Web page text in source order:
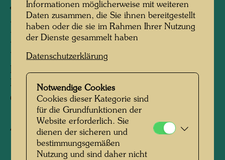
JW 45
LÄNDE MIT
ROSSAUERKASERNE
DANUBE CANAL WITH ROSSAU
BARRACKS
QUAI AVEC ROSSAUERKASERNE
Aquarell
Informationen möglicherweise mit weiteren
Daten zusammen, die Sie ihnen bereitgestellt
haben oder die sie im Rahmen Ihrer Nutzung
der Dienste gesammelt haben
Datenschutzerklärung
Notwendige Cookies
Cookies dieser Kategorie sind
für die Grundfunktionen der
Website erforderlich. Sie
dienen der sicheren und
bestimmungsgemäßen
Nutzung und sind daher nicht